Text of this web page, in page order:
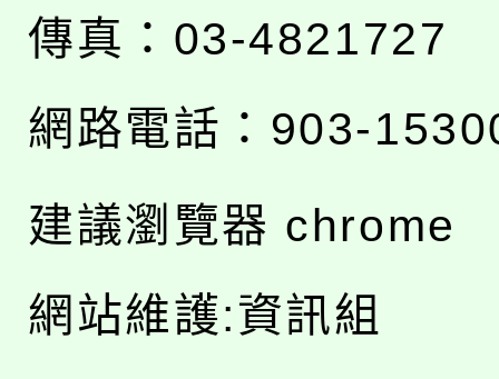
傳真：03-4821727
網路電話：903-
建議瀏覽器 chrome
網站維護:資訊組